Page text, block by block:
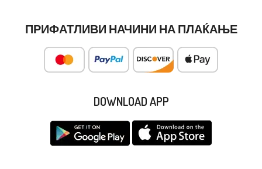
ПРИФАТЛИВИ НАЧИНИ НА ПЛАЌАЊЕ
DOWNLOAD APP